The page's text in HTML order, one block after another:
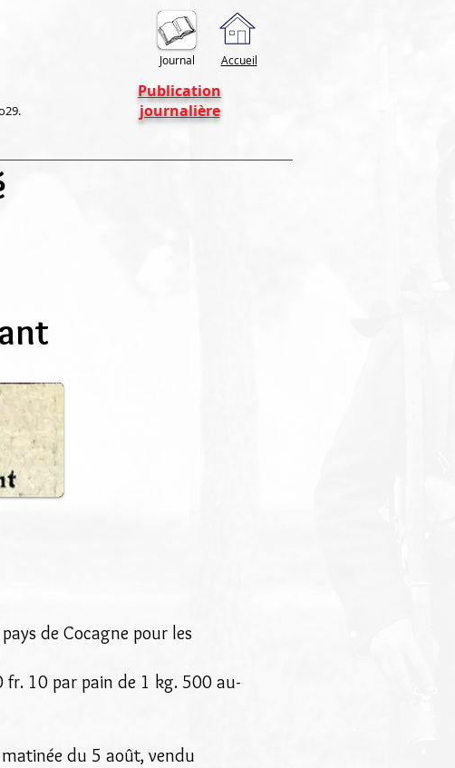
Journal Accueil
Publication
journalière
de Cocagne pour les
fr. 10 par pain de 1 kg. 500 au-
du 5 août, vendu